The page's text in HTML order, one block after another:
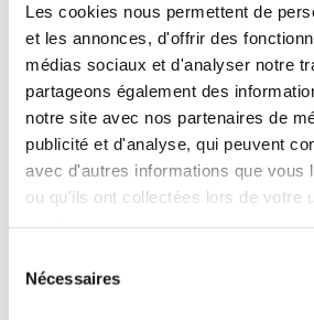
Les cookies nous permettent de
et les annonces, d'offrir des
médias sociaux et d'analyser notre
partageons également des
notre site avec nos partenaires de
publicité et d'analyse, qui peuvent
avec d'autres informations que vous
ou qu'ils ont collectées lors de votre
Nécessaires
Ajoutez efficacité et confort à
grâce aux options
EXPLORE OPTIONS